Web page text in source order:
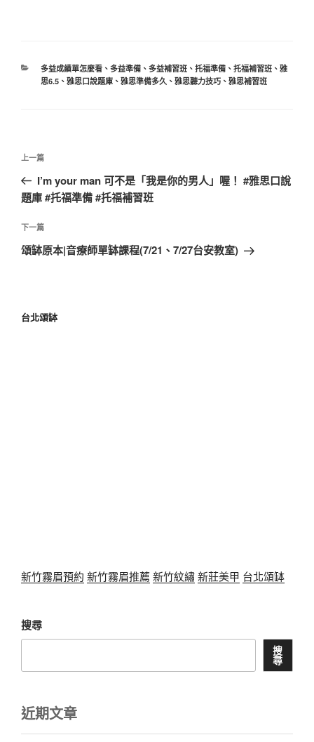
多益成績單怎麼看、 多益準備、 多益補習班、 托福準備、 托福補習班、 雅
思6.5、 雅思口說題庫、 雅思準備多久 、 雅思聽力技巧、 雅思補習班
上一篇
I’m your man 可不是「我是你的男人」喔！ #雅思口說
題庫 #托福準備 #托福補習班
下一篇
頌缽原本|音療師單缽課程(7/21、7/27台安教室)
台北頌缽
新竹霧眉預約 新竹霧眉推薦 新竹紋繡新莊美甲 台北頌缽
搜尋
搜
尋
近期文章